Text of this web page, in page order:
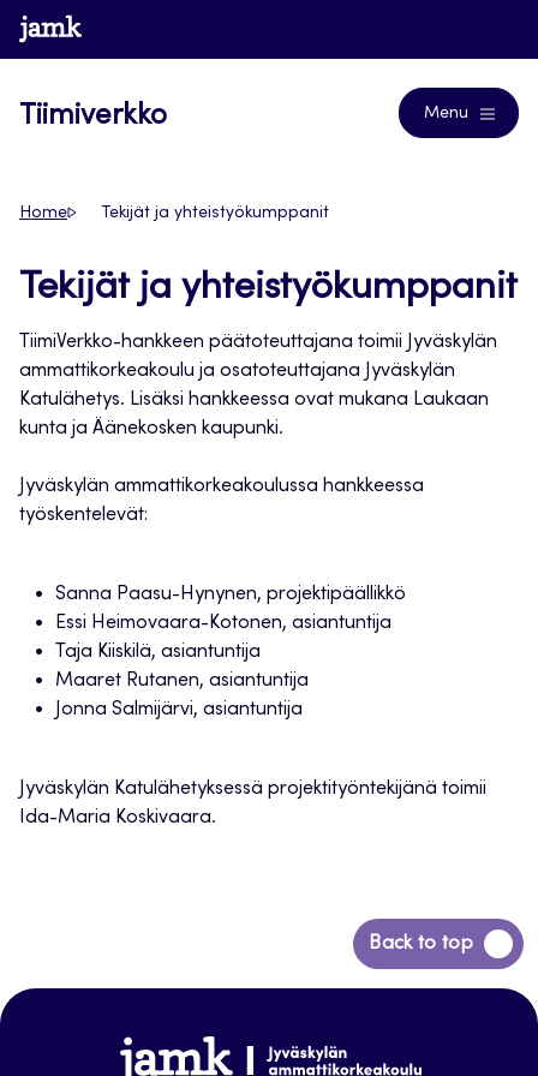
Siirry
suoraan
www.jamk.fi
Tiimiverkko Menu
Home Tekijät ja yhteistyökumppanit
Tekijät ja yhteistyökumppanit
TiimiVerkko-hankkeen päätoteuttajana toimii Jyväskylän
ammattikorkeakoulu ja osatoteuttajana Jyväskylän
Katulähetys. Lisäksi hankkeessa ovat mukana Laukaan
kunta ja Äänekosken kaupunki.
Jyväskylän ammattikorkeakoulussa hankkeessa
työskentelevät:
Sanna Paasu-Hynynen, projektipäällikkö
Essi Heimovaara-Kotonen, asiantuntija
Taja Kiiskilä, asiantuntija
Maaret Rutanen, asiantuntija
Jonna Salmijärvi, asiantuntija
Jyväskylän Katulähetyksessä projektityöntekijänä toimii
Ida-Maria Koskivaara.
Back to top
Siirry
takaisin
www.jamk.fi